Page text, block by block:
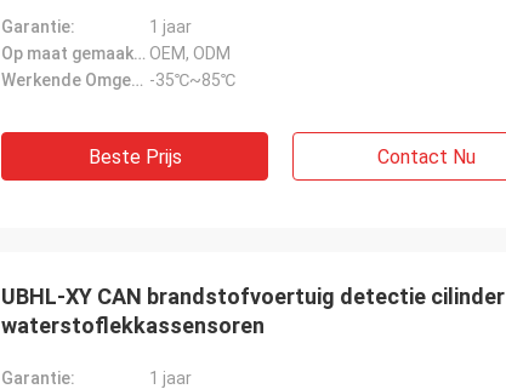
Garantie:
1 jaar
Op maat gemaakte ondersteuning: OEM, ODM
Werkende Omgevingstemperatuur: -35℃~85℃
Beste Prijs Contact Nu
UBHL-XY CAN brandstofvoertuig detectie cilinder
waterstoflekkassensoren
Garantie:
1 jaar